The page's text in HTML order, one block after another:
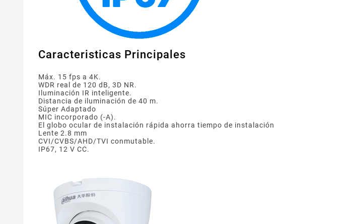
Caracteristicas Principales
Máx. 15 fps a 4K.
WDR real de 120 dB, 3D NR.
Iluminación IR inteligente.
Distancia de iluminación de 40 m.
Súper Adaptado
MIC incorporado (-A).
El globo ocular de instalación rápida ahorra tiempo de instalación
Lente 2.8 mm
CVI/CVBS/AHD/TVI conmutable.
IP67, 12 V CC.